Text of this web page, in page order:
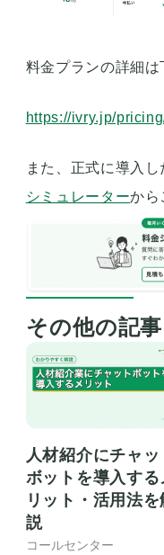
料金プランの詳細は
https://ivry.jp/
また、正式に導入
シミュレーターから
その他の記事
人材紹介にチャッ
ボットを導入する
リット・活用法
説
コールセンター